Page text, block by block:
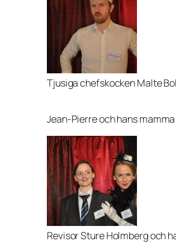
Tjusiga chefskocken Malte
Jean-Pierre och hans
Revisor Sture Holmberg och